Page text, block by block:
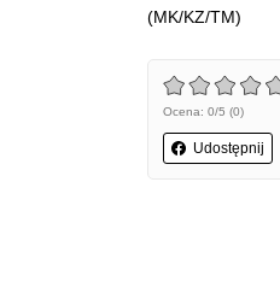
(MK/KZ/TM)
Ocena: 0/5 (0)
Udostępnij